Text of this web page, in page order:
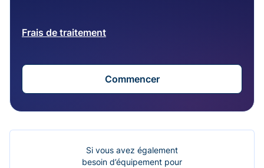
Frais de traitement
Commencer
Si vous avez également
besoin d’équipement pour